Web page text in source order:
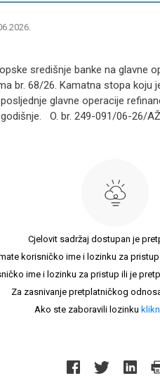
središnje banke na glavne
br. 68/26. Kamatna stopa koju
glavne operacije
O. br. 249-091/06-26/
Cjelovit sadržaj dostupan je
korisničko ime i lozinku za
ime i lozinku za pristup ili je
Za zasnivanje pretplatničkog
Ako ste zaboravili lozinku